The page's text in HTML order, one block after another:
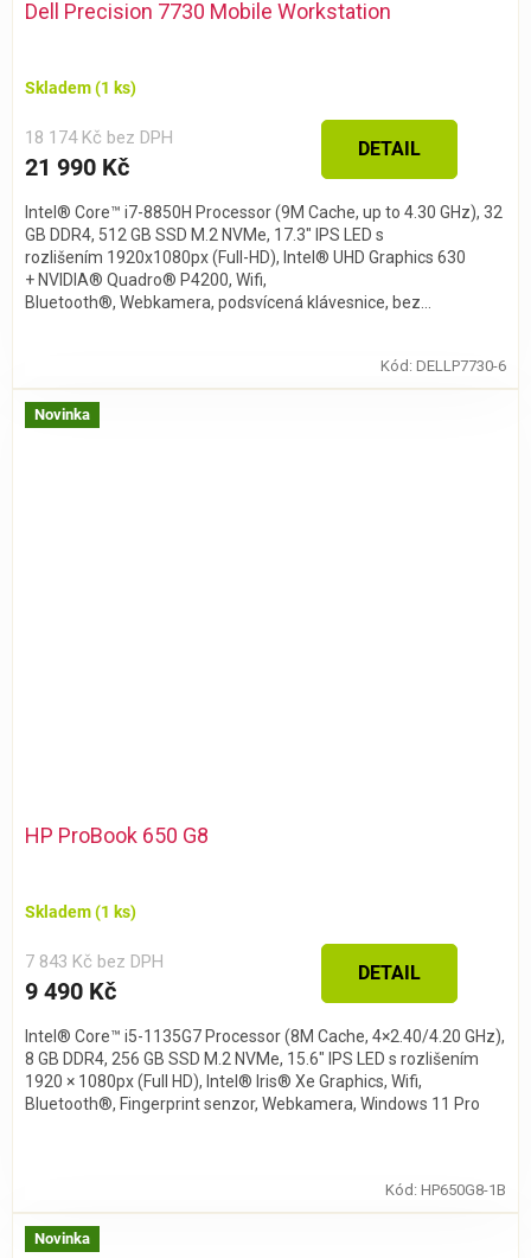
Dell Precision 7730 Mobile Workstation
Skladem(1 ks)
18 174 Kč bez DPH
21 990 Kč
DETAIL
Intel® Core™ i7-8850H Processor (9M Cache, up to 4.30 GHz), 32
GB DDR4, 512 GB SSD M.2 NVMe, 17.3" IPS LED s
rozlišením 1920x1080px (Full-HD), Intel® UHD Graphics 630
+ NVIDIA® Quadro® P4200, Wifi,
Bluetooth®, Webkamera, podsvícená klávesnice, bez...
Kód: DELLP7730-6
Novinka
HP ProBook 650 G8
Skladem(1 ks)
7 843 Kč bez DPH
9 490 Kč
DETAIL
Intel® Core™ i5-1135G7 Processor (8M Cache, 4×2.40/4.20 GHz),
8 GB DDR4, 256 GB SSD M.2 NVMe, 15.6″ IPS LED s rozlišením
1920 × 1080px (Full HD), Intel® Iris® Xe Graphics, Wifi,
Bluetooth®, Fingerprint senzor, Webkamera, Windows 11 Pro
Kód: HP650G8-1B
Novinka